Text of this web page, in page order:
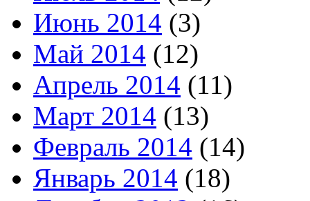
Июнь 2014 (3)
Май 2014 (12)
Апрель 2014 (11)
Март 2014 (13)
Февраль 2014 (14)
Январь 2014 (18)